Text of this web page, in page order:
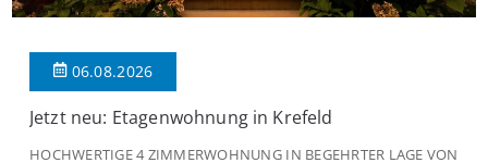
06.08.2026
Jetzt neu: Etagenwohnung in Krefeld
HOCHWERTIGE 4 ZIMMERWOHNUNG IN BEGEHRTER LAGE VON